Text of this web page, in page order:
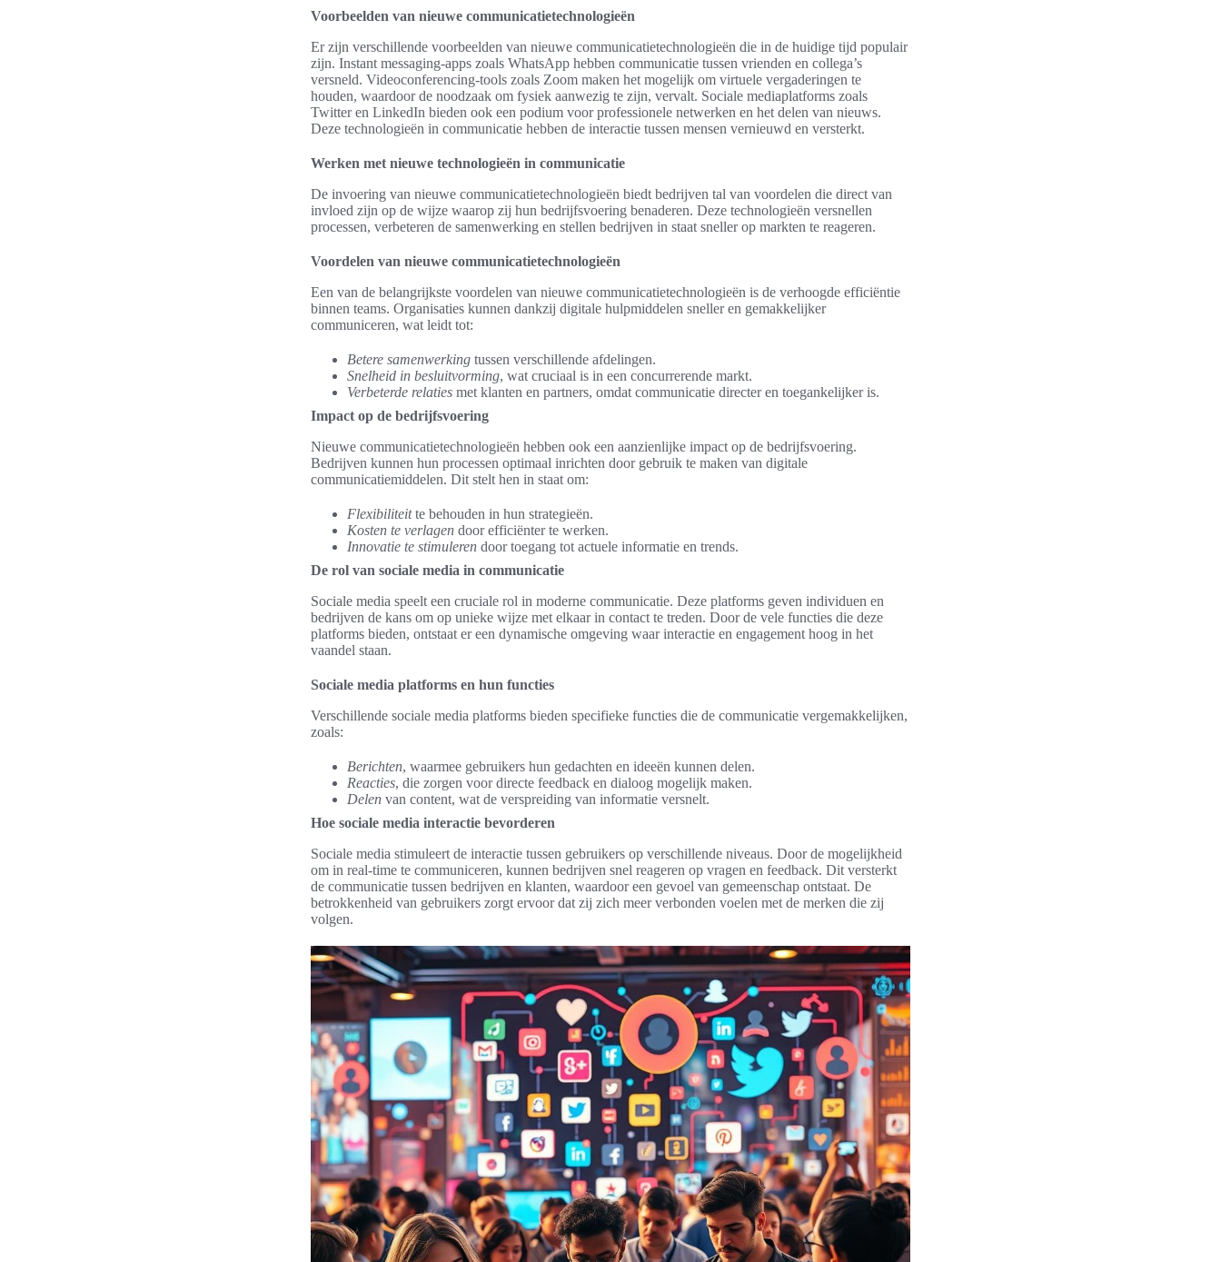
Voorbeelden van nieuwe communicatietechnologieën
Er zijn verschillende voorbeelden van nieuwe communicatietechnologieën die in de huidige tijd populair
zijn. Instant messaging-apps zoals WhatsApp hebben communicatie tussen vrienden en collega’s
versneld. Videoconferencing-tools zoals Zoom maken het mogelijk om virtuele vergaderingen te
houden, waardoor de noodzaak om fysiek aanwezig te zijn, vervalt. Sociale mediaplatforms zoals
Twitter en LinkedIn bieden ook een podium voor professionele netwerken en het delen van nieuws.
Deze technologieën in communicatie hebben de interactie tussen mensen vernieuwd en versterkt.
Werken met nieuwe technologieën in communicatie
De invoering van nieuwe communicatietechnologieën biedt bedrijven tal van voordelen die direct van
invloed zijn op de wijze waarop zij hun bedrijfsvoering benaderen. Deze technologieën versnellen
processen, verbeteren de samenwerking en stellen bedrijven in staat sneller op markten te reageren.
Voordelen van nieuwe communicatietechnologieën
Een van de belangrijkste voordelen van nieuwe communicatietechnologieën is de verhoogde efficiëntie
binnen teams. Organisaties kunnen dankzij digitale hulpmiddelen sneller en gemakkelijker
communiceren, wat leidt tot:
Betere samenwerking tussen verschillende afdelingen.
Snelheid in besluitvorming, wat cruciaal is in een concurrerende markt.
Verbeterde relaties met klanten en partners, omdat communicatie directer en toegankelijker is.
Impact op de bedrijfsvoering
Nieuwe communicatietechnologieën hebben ook een aanzienlijke impact op de bedrijfsvoering.
Bedrijven kunnen hun processen optimaal inrichten door gebruik te maken van digitale
communicatiemiddelen. Dit stelt hen in staat om:
Flexibiliteitte behouden in hun strategieën.
Kosten te verlagen door efficiënter te werken.
Innovatie te stimuleren door toegang tot actuele informatie en trends.
De rol van sociale media in communicatie
Sociale media speelt een cruciale rol in moderne communicatie. Deze platforms geven individuen en
bedrijven de kans om op unieke wijze met elkaar in contact te treden. Door de vele functies die deze
platforms bieden, ontstaat er een dynamische omgeving waar interactie en engagement hoog in het
vaandel staan.
Sociale media platforms en hun functies
Verschillende sociale media platforms bieden specifieke functies die de communicatie vergemakkelijken,
zoals:
Berichten, waarmee gebruikers hun gedachten en ideeën kunnen delen.
Reacties, die zorgen voor directe feedback en dialoog mogelijk maken.
Delen van content, wat de verspreiding van informatie versnelt.
Hoe sociale media interactie bevorderen
Sociale media stimuleert de interactie tussen gebruikers op verschillende niveaus. Door de mogelijkheid
om in real-time te communiceren, kunnen bedrijven snel reageren op vragen en feedback. Dit versterkt
de communicatie tussen bedrijven en klanten, waardoor een gevoel van gemeenschap ontstaat. De
betrokkenheid van gebruikers zorgt ervoor dat zij zich meer verbonden voelen met de merken die zij
volgen.